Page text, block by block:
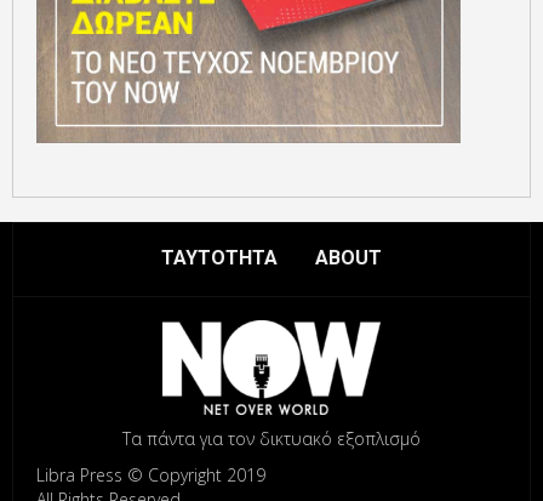
ΤΑΥΤΟΤΗΤΑ ABOUT
Τα πάντα για τον δικτυακό εξοπλισμό
Libra Press © Copyright 2019